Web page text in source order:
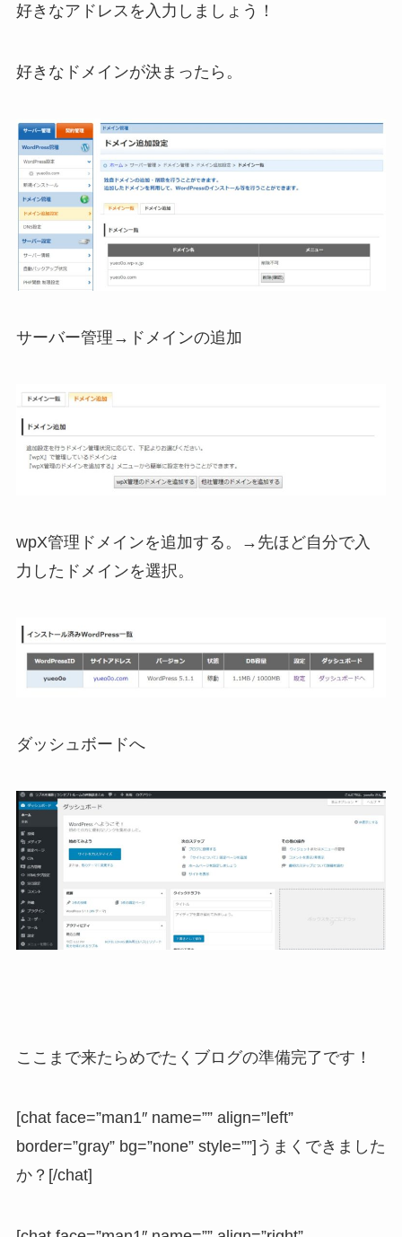
好きなアドレスを入力しましょう！
好きなドメインが決まったら。
サーバー管理→ドメインの追加
wpX管理ドメインを追加する。→先ほど自分で入
力したドメインを選択。
ダッシュボードへ
ここまで来たらめでたくブログの準備完了です！
[chat face=”man1″ name=”” align=”left”
border=”gray” bg=”none” style=””]うまくできました
か？[/chat]